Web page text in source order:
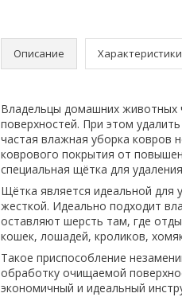
Описание Характеристики
Владельцы домашних животных
поверхностей. При этом
частая влажная уборка ковров
коврового покрытия от
специальная щётка для
Щётка является идеальной для
жесткой. Идеально подходит
оставляют шерсть там, где
кошек, лошадей, кроликов,
Такое приспособление
обработку очищаемой
экономичный и идеальный